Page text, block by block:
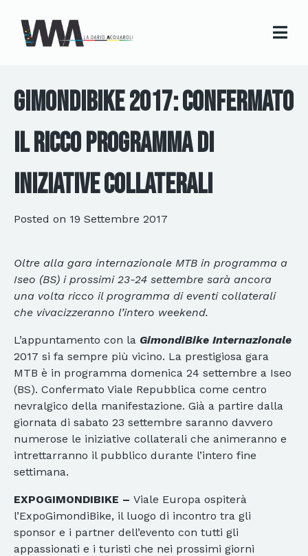
GimondiBike 2017: confermato
il ricco programma di
iniziative collaterali
Posted on 19 Settembre 2017
Oltre alla gara internazionale MTB in programma a
Iseo (BS) i prossimi 23-24 settembre sarà ancora
una volta ricco il programma di eventi collaterali
che vivacizzeranno l’intero weekend.
L’appuntamento con la GimondiBike Internazionale
2017 si fa sempre più vicino. La prestigiosa gara
MTB è in programma domenica 24 settembre a Iseo
(BS). Confermato Viale Repubblica come centro
nevralgico della manifestazione. Già a partire dalla
giornata di sabato 23 settembre saranno davvero
numerose le iniziative collaterali che animeranno e
intrettarranno il pubblico durante l’intero fine
settimana.
EXPOGIMONDIBIKE – Viale Europa ospiterà
l’ExpoGimondiBike, il luogo di incontro tra gli
sponsor e i partner dell’evento con tutti gli
appassionati e i turisti che nei prossimi giorni